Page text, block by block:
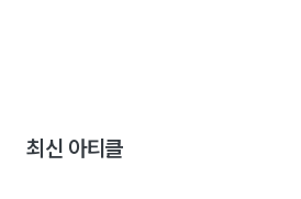
최신 아티클